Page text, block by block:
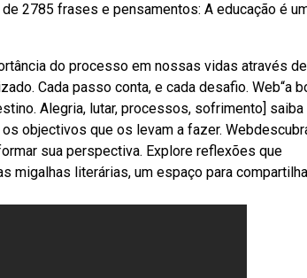
2785 frases e pensamentos: A educação é
do processo em nossas vidas através de
Cada passo conta, e cada desafio. Web“a
Alegria, lutar, processos, sofrimento]
objectivos que os levam a fazer.
sua perspectiva. Explore reflexões que
migalhas literárias, um espaço para